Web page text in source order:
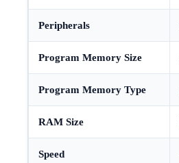
Peripherals
Program Memory Size
Program Memory Type
RAM Size
Speed